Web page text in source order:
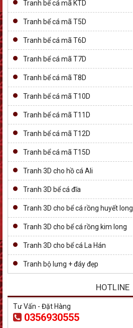
Tranh bể cá mã KTD
Tranh bể cá mã T5D
Tranh bể cá mã T6D
Tranh bể cá mã T7D
Tranh bể cá mã T8D
Tranh bể cá mã T10D
Tranh bể cá mã T11D
Tranh bể cá mã T12D
Tranh bể cá mã T15D
Tranh 3D cho hồ cá Ali
Tranh 3D bể cá đĩa
Tranh 3D cho bể cá rồng huyết long
Tranh 3D cho bể cá rồng kim long
Tranh 3D cho bể cá La Hán
Tranh bộ lưng + đáy đẹp
HOTLINE
Tư Vấn - Đặt Hàng
0356930555